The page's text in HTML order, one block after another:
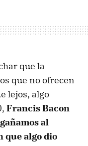
que la
que no ofrecen
lejos, algo
Francis Bacon
al
que algo dio